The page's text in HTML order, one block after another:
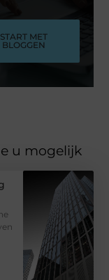
START MET
BLOGGEN
u mogelijk